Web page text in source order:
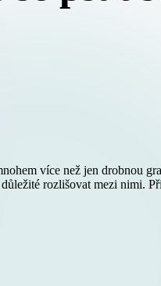
více než jen drobnou
rozlišovat mezi nimi.